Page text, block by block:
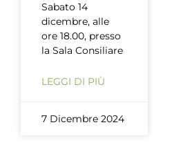
Sabato 14
dicembre, alle
ore 18.00, presso
la Sala Consiliare
LEGGI DI PIÙ
7 Dicembre 2024